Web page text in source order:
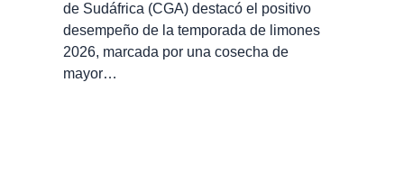
de Sudáfrica (CGA) destacó el positivo
desempeño de la temporada de limones
2026, marcada por una cosecha de
mayor…